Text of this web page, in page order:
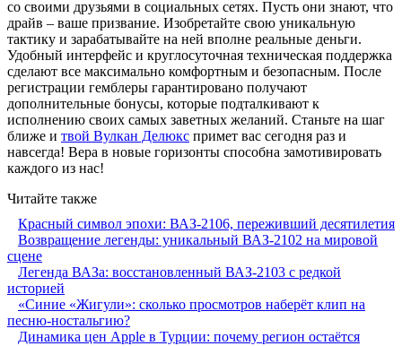
со своими друзьями в социальных сетях. Пусть они знают, что
драйв – ваше призвание. Изобретайте свою уникальную
тактику и зарабатывайте на ней вполне реальные деньги.
Удобный интерфейс и круглосуточная техническая поддержка
сделают все максимально комфортным и безопасным. После
регистрации гемблеры гарантировано получают
дополнительные бонусы, которые подталкивают к
исполнению своих самых заветных желаний. Станьте на шаг
ближе и твой Вулкан Делюкс примет вас сегодня раз и
навсегда! Вера в новые горизонты способна замотивировать
каждого из нас!
Читайте также
Красный символ эпохи: ВАЗ-2106, переживший десятилетия
Возвращение легенды: уникальный ВАЗ-2102 на мировой
сцене
Легенда ВАЗа: восстановленный ВАЗ-2103 с редкой
историей
«Синие «Жигули»: сколько просмотров наберёт клип на
песню-ностальгию?
Динамика цен Apple в Турции: почему регион остаётся